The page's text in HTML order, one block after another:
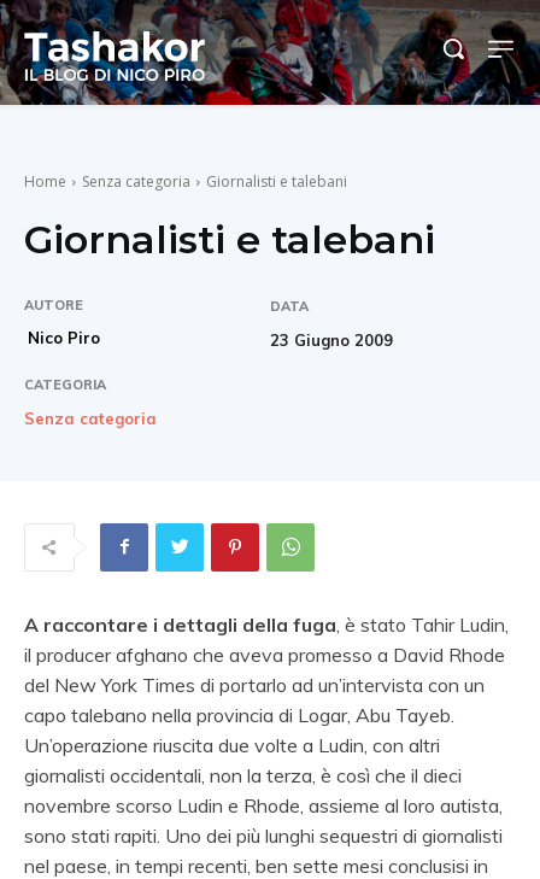
Home Senza categoria Giornalisti e talebani
Giornalisti e talebani
AUTORE
Nico Piro
DATA
23 Giugno 2009
CATEGORIA
Senza categoria
A raccontare i dettagli della fuga , è stato Tahir Ludin,
il producer afghano che aveva promesso a David Rhode
del New York Times di portarlo ad un’intervista con un
capo talebano nella provincia di Logar, Abu Tayeb.
Un’operazione riuscita due volte a Ludin, con altri
giornalisti occidentali, non la terza, è così che il dieci
novembre scorso Ludin e Rhode, assieme al loro autista,
sono stati rapiti. Uno dei più lunghi sequestri di giornalisti
nel paese, in tempi recenti, ben sette mesi conclusisi in